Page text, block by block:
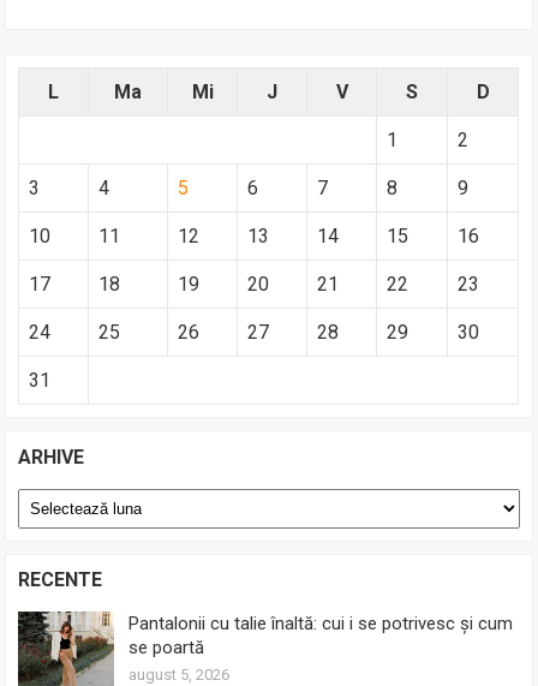
L Ma Mi J V S D
1 2
3 4 5 6 7 8 9
10 11 12 13 14 15 16
17 18 19 20 21 22 23
24 25 26 27 28 29 30
31
ARHIVE
Arhive
RECENTE
Pantalonii cu talie înaltă: cui i se potrivesc și cum
se poartă
august 5, 2026